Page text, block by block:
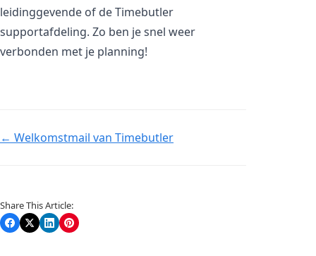
leidinggevende of de Timebutler
supportafdeling. Zo ben je snel weer
verbonden met je planning!
Doc
← Welkomstmail van Timebutler
Share This Article: